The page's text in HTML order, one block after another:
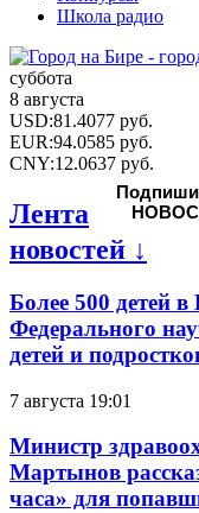
Школа радио
суббота
8 августа
USD:81.4077 руб.
EUR:94.0585 руб.
CNY:12.0637 руб.
Лента
новостей ↓
Более 500 детей
Федерального
детей и
7 августа 19:01
Министр
Мартынов
часа» для